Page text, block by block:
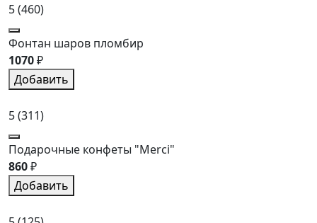
5(460)
Фонтан шаров пломбир
1070₽
Добавить
5(311)
Подарочные конфеты "Merci"
860₽
Добавить